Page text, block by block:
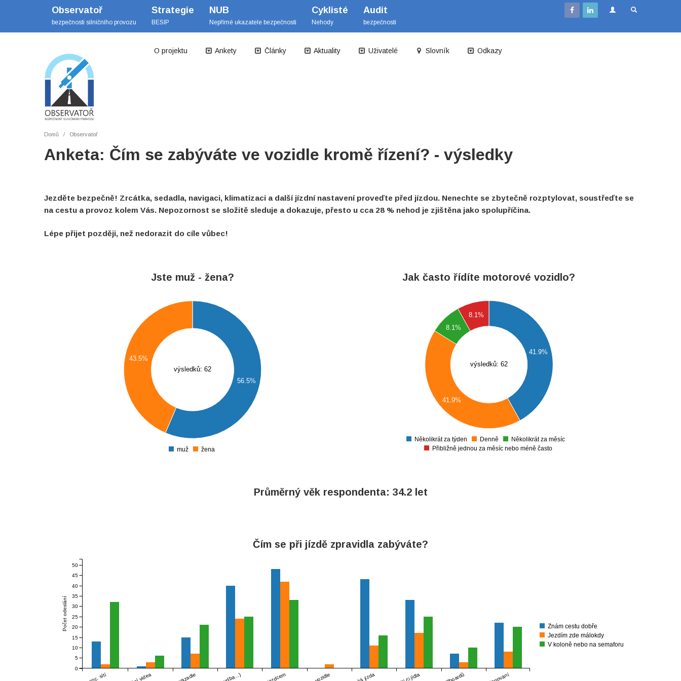
Observatoř
bezpečnosti silničního provozu
Strategie
BESIP
NUB
Nepřímé ukazatele bezpečnosti
Cyklisté
Nehody
Audit
bezpečnosti
O projektu Ankety Články Aktuality Uživatelé Slovník Odkazy
Domů Observatoř
Anketa: Čím se zabýváte ve vozidle kromě řízení? - výsledky
Jezděte bezpečně! Zrcátka, sedadla, navigaci, klimatizaci a další jízdní nastavení proveďte před jízdou. Nenechte se zbytečně rozptylovat, soustřeďte se
na cestu a provoz kolem Vás. Nepozornost se složitě sleduje a dokazuje, přesto u cca 28 % nehod je zjištěna jako spolupříčina.
Lépe přijet později, než nedorazit do cíle vůbec!
Jste muž - žena?
výsledků: 62
56.5%
43.5%
muž žena
Jak často řídíte motorové vozidlo?
výsledků: 62
41.9%
41.9%
8.1%
8.1%
Několikrát za týden Denně
Několikrát za měsíc
Přibližně jednou za měsíc nebo méně často
Průměrný věk respondenta: 34.2 let
Čím se při jízdě zpravidla zabýváte?
Počet odeslání
0
5
10
15
20
25
30
35
40
45
50
Znám cestu dobře
Jezdím zde málokdy
V koloně nebo na semaforu